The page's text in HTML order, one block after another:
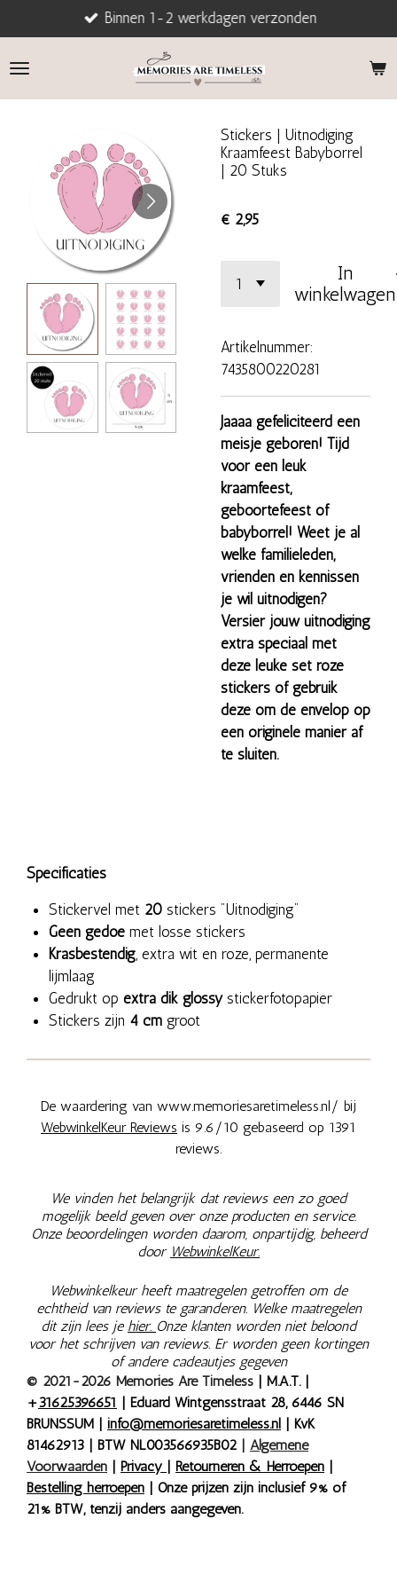
direct
naar
Binnen 1-2 werkdagen verzonden
Stickers | Uitnodiging
Kraamfeest Babyborrel
| 20 Stuks
€ 2,95
In
winkelwagen
Artikelnummer:
7435800220281
Jaaaa gefeliciteerd een
meisje geboren! Tijd
voor een leuk
kraamfeest,
geboortefeest of
babyborrel! Weet je al
welke familieleden,
vrienden en kennissen
je wil uitnodigen?
Versier jouw uitnodiging
extra speciaal met
deze leuke set roze
stickers of gebruik
deze om de envelop op
een originele manier af
te sluiten.
Specificaties
Stickervel met 20 stickers "Uitnodiging"
Geen gedoe met losse stickers
Krasbestendig, extra wit en roze, permanente
lijmlaag
Gedrukt op extra dik glossystickerfotopapier
Stickers zijn 4 cm groot
De waardering van www.memoriesaretimeless.nl/ bij
WebwinkelKeur Reviews is 9.6/10 gebaseerd op 1391
reviews.
We vinden het belangrijk dat reviews een zo goed
mogelijk beeld geven over onze producten en service.
Onze beoordelingen worden daarom, onpartijdig, beheerd
door WebwinkelKeur.
Webwinkelkeur heeft maatregelen getroffen om de
echtheid van reviews te garanderen. Welke maatregelen
dit zijn lees je hier. Onze klanten worden niet beloond
voor het schrijven van reviews. Er worden geen kortingen
of andere cadeautjes gegeven
© 2021-2026 Memories Are Timeless | M.A.T. |
+31625396651
| Eduard Wintgensstraat 28, 6446 SN
BRUNSSUM | info@memoriesaretimeless.nl
| KvK
81462913 | BTW NL003566935B02
Algemene
Voorwaarden
Privacy Retourneren & Herroepen
Bestelling herroepen | Onze prijzen zijn inclusief 9% of
21% BTW, tenzij anders aangegeven.